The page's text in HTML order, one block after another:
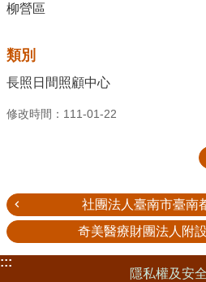
柳營區
類別
長照日間照顧中心
修改時間：111-01-22
社團法人臺南市臺南
奇美醫療財團法人附
:::
隱私權及安